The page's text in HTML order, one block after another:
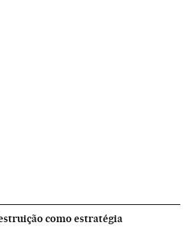
como estratégia